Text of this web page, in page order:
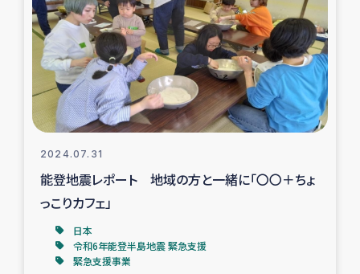
2024.07.31
能登地震レポート 地域の方と一緒に「〇〇＋ちょ
っこりカフェ」
日本
令和6年能登半島地震 緊急支援
緊急支援事業